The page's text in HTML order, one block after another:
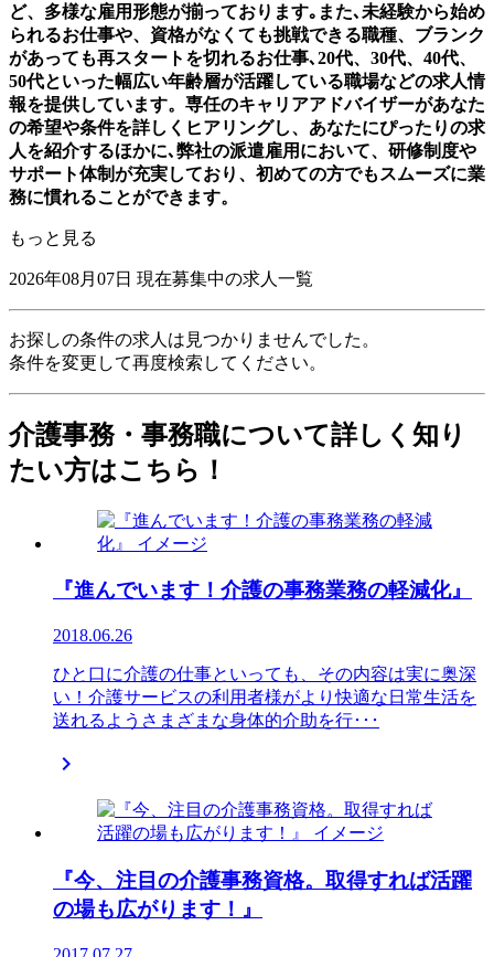
ど、多様な雇用形態が揃っております｡また､未経験から始め
られるお仕事や、資格がなくても挑戦できる職種、ブランク
があっても再スタートを切れるお仕事､20代、30代、40代、
50代といった幅広い年齢層が活躍している職場などの求人情
報を提供しています。専任のキャリアアドバイザーがあなた
の希望や条件を詳しくヒアリングし、あなたにぴったりの求
人を紹介するほかに､弊社の派遣雇用において、研修制度や
サポート体制が充実しており、初めての方でもスムーズに業
務に慣れることができます。
もっと見る
2026年08月07日 現在募集中の求人一覧
お探しの条件の求人は見つかりませんでした。
条件を変更して再度検索してください。
介護事務・事務職について詳しく知り
たい方はこちら！
『進んでいます！介護の事務業務の軽減化』
2018.06.26
ひと口に介護の仕事といっても、その内容は実に奥深
い！介護サービスの利用者様がより快適な日常生活を
送れるようさまざまな身体的介助を行･･･

『今、注目の介護事務資格。取得すれば活躍
の場も広がります！』